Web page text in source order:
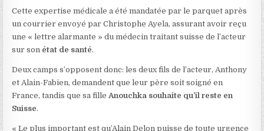
Cette expertise médicale a été mandatée par le parquet après
un courrier envoyé par Christophe Ayela, assurant avoir reçu
une « lettre alarmante » du médecin traitant suisse de l’acteur
sur son état de santé.
Deux camps s’opposent donc: les deux fils de l’acteur, Anthony
et Alain-Fabien, demandent que leur père soit soigné en
France, tandis que sa filleAnouchka souhaite qu’il reste en
Suisse.
« Le plus important est qu’Alain Delon puisse de toute urgence